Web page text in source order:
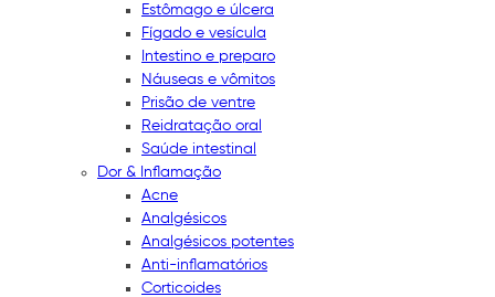
Estômago e úlcera
Fígado e vesícula
Intestino e preparo
Náuseas e vômitos
Prisão de ventre
Reidratação oral
Saúde intestinal
Dor & Inflamação
Acne
Analgésicos
Analgésicos potentes
Anti-inflamatórios
Corticoides